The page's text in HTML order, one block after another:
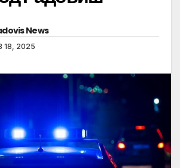
News
18, 2025